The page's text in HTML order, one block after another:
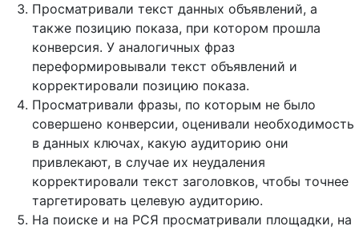
Просматривали текст данных объявлений, а
также позицию показа, при котором прошла
конверсия. У аналогичных фраз
переформировывали текст объявлений и
корректировали позицию показа.
Просматривали фразы, по которым не было
совершено конверсии, оценивали необходимость
в данных ключах, какую аудиторию они
привлекают, в случае их неудаления
корректировали текст заголовков, чтобы точнее
таргетировать целевую аудиторию.
На поиске и на РСЯ просматривали площадки, на